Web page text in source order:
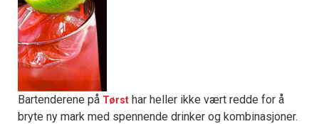
Bartenderene på Tørst har heller ikke vært redde for å
bryte ny mark med spennende drinker og kombinasjoner.